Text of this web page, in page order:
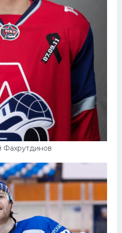
Фахрутдинов